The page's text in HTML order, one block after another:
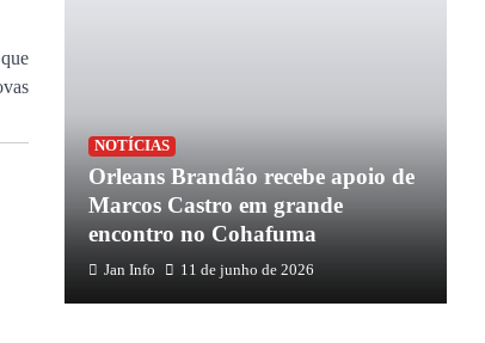
NOTÍCIAS
Orleans Brandão recebe apoio de
Marcos Castro em grande
encontro no Cohafuma
Jan Info 11 de junho de 2026